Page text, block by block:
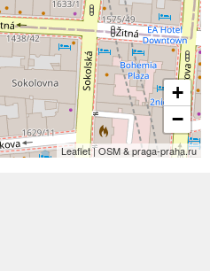
+
−
Leaflet | OSM & praga-praha.ru